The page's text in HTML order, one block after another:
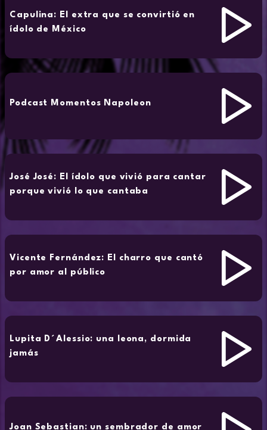
Capulina: El extra que se convirtió en
ídolo de México
Podcast Momentos Napoleon
José José: El ídolo que vivió para cantar
porque vivió lo que cantaba
Vicente Fernández: El charro que cantó
por amor al público
Lupita D´Alessio: una leona, dormida
jamás
Joan Sebastian: un sembrador de amor